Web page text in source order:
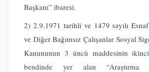
Başkanı” ibaresi.
2) 2.9.1971 tarihli ve 1479 sayılı
ve Diğer Bağımsız Çalışanlar Sosyal
Kanununun 3 üncü maddesinin ikinci
bendinde yer alan “Araştırma